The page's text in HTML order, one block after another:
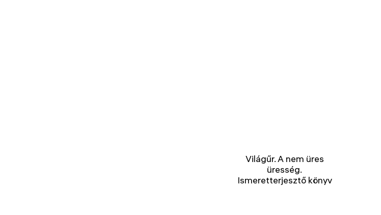
Világűr. A nem üres
üresség.
Ismeretterjesztő könyv